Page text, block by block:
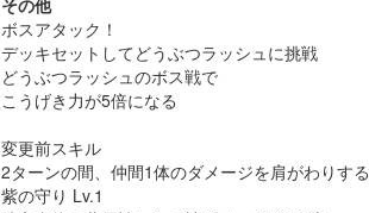
その他
ボスアタック！
デッキセットしてどうぶつラッシュに挑戦
どうぶつラッシュのボス戦で
こうげき力が5倍になる
変更前スキル
2ターンの間、仲間1体のダメージを肩がわりする
紫の守り Lv.1